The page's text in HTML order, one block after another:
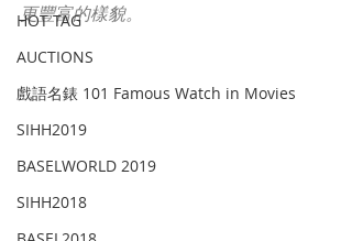
HOT TAG
AUCTIONS
戲語名錶 101 Famous Watch in Movies
SIHH2019
BASELWORLD 2019
SIHH2018
更豐富的樣貌。